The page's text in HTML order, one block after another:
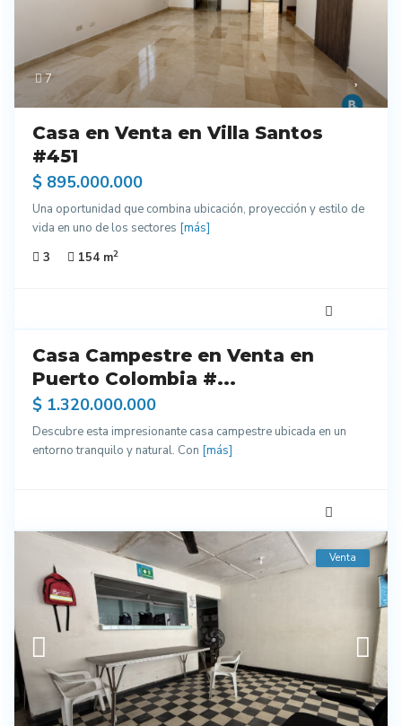
7
Casa en Venta en Villa Santos
#451
$ 895.000.000
Una oportunidad que combina ubicación, proyección y estilo de
vida en uno de los sectores [más]
3
154 m2
Casa Campestre en Venta en
Puerto Colombia #...
$ 1.320.000.000
Descubre esta impresionante casa campestre ubicada en un
entorno tranquilo y natural. Con [más]
Venta